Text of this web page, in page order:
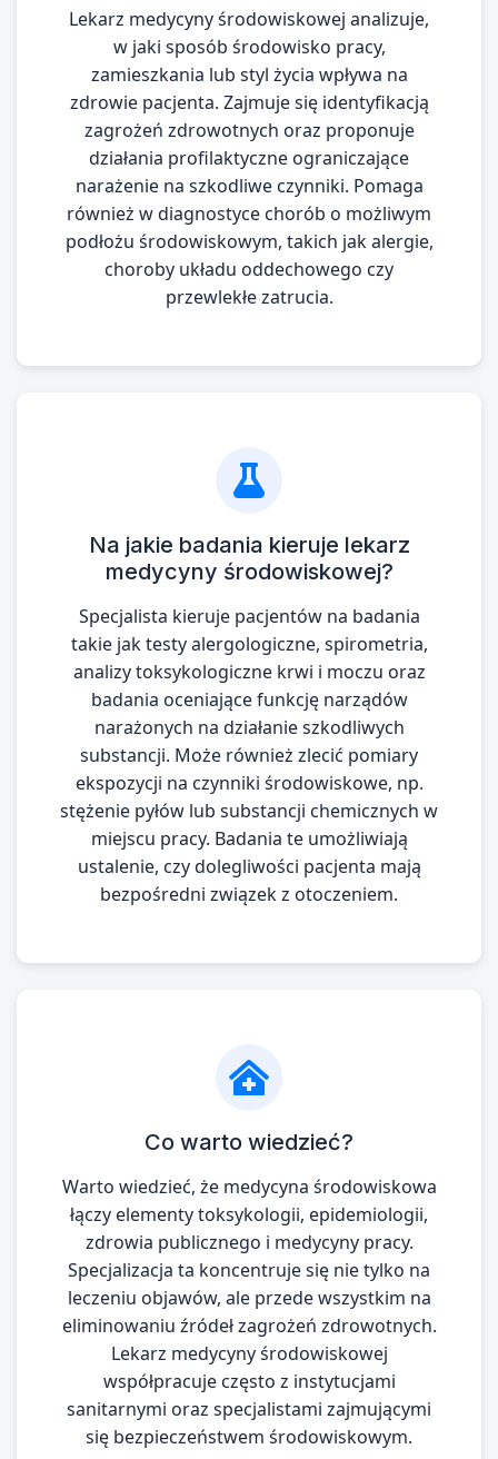
Lekarz medycyny środowiskowej analizuje,
w jaki sposób środowisko pracy,
zamieszkania lub styl życia wpływa na
zdrowie pacjenta. Zajmuje się identyfikacją
zagrożeń zdrowotnych oraz proponuje
działania profilaktyczne ograniczające
narażenie na szkodliwe czynniki. Pomaga
również w diagnostyce chorób o możliwym
podłożu środowiskowym, takich jak alergie,
choroby układu oddechowego czy
przewlekłe zatrucia.
Na jakie badania kieruje lekarz
medycyny środowiskowej?
Specjalista kieruje pacjentów na badania
takie jak testy alergologiczne, spirometria,
analizy toksykologiczne krwi i moczu oraz
badania oceniające funkcję narządów
narażonych na działanie szkodliwych
substancji. Może również zlecić pomiary
ekspozycji na czynniki środowiskowe, np.
stężenie pyłów lub substancji chemicznych w
miejscu pracy. Badania te umożliwiają
ustalenie, czy dolegliwości pacjenta mają
bezpośredni związek z otoczeniem.
Co warto wiedzieć?
Warto wiedzieć, że medycyna środowiskowa
łączy elementy toksykologii, epidemiologii,
zdrowia publicznego i medycyny pracy.
Specjalizacja ta koncentruje się nie tylko na
leczeniu objawów, ale przede wszystkim na
eliminowaniu źródeł zagrożeń zdrowotnych.
Lekarz medycyny środowiskowej
współpracuje często z instytucjami
sanitarnymi oraz specjalistami zajmującymi
się bezpieczeństwem środowiskowym.